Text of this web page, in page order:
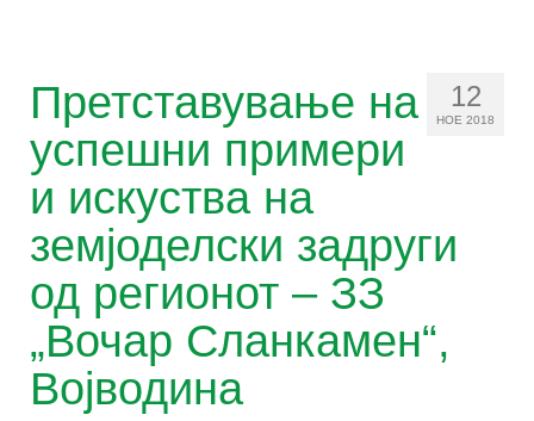
За проектот
Заедно е подобро!
Правна рамка за земјоделски задруги
Зајакнати капацитети на чадор
организацијата
Зголемување на свеста за придобивки
од задругарство
Техничка и финансиска поддршка за
12
НОЕ 2018
Претставување на
успешни примери
и искуства на
земјоделски задруги
од регионот – ЗЗ
„Вочар Сланкамен“,
Војводина